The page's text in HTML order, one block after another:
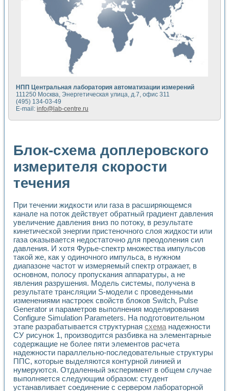
Устройство для снятия вольт-амперных характеристик
Передовые научные технологии: нано-, фемто-,
Автоматизированная установка по измерению временных
Автоматизированный лабораторный комплекс на базе
Визуализация моделирования и оптимизации тепловой
Виртуальный прибор для исследования функциональных
Исследование возможности создания экономичного
Исследование кинетики движения макрочастиц в
Метод прогнозирования свойств дисперсных продуктов
Недорогая система управления сверхпроводящим
Применение технологий NI в курсе экспериментальной
Расчет переноса аэрозоля и выпадения осадка в
Применение NI VISION для геометрического анализа в
Система температурной стабилизации
Управление движением с помощью программно -
Определение параметров всплывающих газовых
Система управления асинхронным тиристорным
Применение средств NATIONAL INSTRUMENTS для
Разработка автоматизированного стенда для
Автоматизированный стенд рентгеновской диагностики
Высокочувствительные оптоэлектронные
Установка для измерения диэлектрических свойств
Исследование кинетики зарождения и развития
Лабораторный электрический импедансный томограф на
Микрозондовая система для характеризации
Метод траекторий в исследовании
Промышленная автоматизация
Автоматизация технологических процессов получения
Использование систем технического зрения для контроля
Исследование электромагнитных переходных процессов
Применение LabVIEW при разработке обучающих
Разработка виртуальных тренажеров путем
Система блокировок, сигнализации и защиты ускорителя
Система сбора данных и управления процессом
Управление температурой газовой среды специальной
Разработка программного обеспечения с
НПП Центральная лаборатория автоматизации измерений
111250 Москва, Энергетическая улица, д.7, офис 311
(495) 134-03-49
E-mail: info@lab-centre.ru
Блок-схема доплеровского
измерителя скорости
течения
При течении жидкости или газа в расширяющемся
канале на поток действует обратный градиент давления
увеличение давления вниз по потоку, в результате
кинетической энергии пристеночного слоя жидкости или
газа оказывается недостаточно для преодоления сил
давления. И хотя Фурье-спектр множества импульсов
такой же, как у одиночного импульса, в нужном
диапазоне частот w измеряемый спектр отражает, в
основном, полосу пропускания аппаратуры, а не
явления разрушения. Модель системы, получена в
результате трансляции S-модели с проведенными
изменениями настроек свойств блоков Switch, Pulse
Generator и параметров выполнения моделирования
Configure Simulation Parameters. На подготовительном
этапе разрабатывается структурная схеманадежности
СУ рисунок 1, производится разбивка на элементарные
содержащие не более пяти элементов расчета
надежности параллельно-последовательные структуры
ППС, которые выделяются контурной линией и
нумеруются. Отдаленный эксперимент в общем случае
выполняется следующим образом: студент
устанавливает соединение с сервером лабораторной